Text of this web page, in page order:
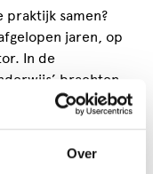
Over
praktijk samen?
jaren, op
In de
brachten
praktijk en de
Wienk. Wienk
zij tijdens de